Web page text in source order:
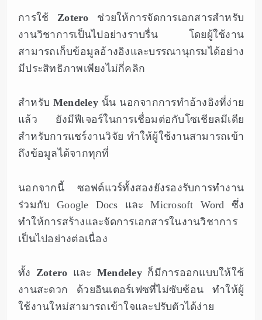
การใช้ Zotero ช่วยให้การจัดการเอกสารสำหรับ
งานวิชาการเป็นไปอย่างราบรื่น โดยผู้ใช้งาน
สามารถเก็บข้อมูลอ้างอิงและบรรณานุกรมได้อย่าง
มีประสิทธิภาพเพียงไม่กี่คลิก
สำหรับ Mendeleyนั้น นอกจากการทำอ้างอิงที่ง่าย
แล้ว ยังมีฟีเจอร์ในการเชื่อมต่อกับโซเชียลมีเดีย
สำหรับการแชร์งานวิจัย ทำให้ผู้ใช้งานสามารถเข้า
ถึงข้อมูลได้จากทุกที่
นอกจากนี้ ซอฟต์แวร์ทั้งสองยังรองรับการทำงาน
ร่วมกับ Google Docs และ Microsoft Word ซึ่ง
ทำให้การสร้างและจัดการเอกสารในงานวิชาการ
เป็นไปอย่างต่อเนื่อง
ทั้ง Zotero และ Mendeleyก็มีการออกแบบให้ใช้
งานสะดวก ด้วยอินเตอร์เฟซที่ไม่ซับซ้อน ทำให้ผู้
ใช้งานใหม่สามารถเข้าใจและปรับตัวได้ง่าย